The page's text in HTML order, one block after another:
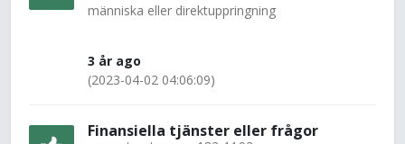
människa eller direktuppringning
3 år ago
(2023-04-02 04:06:09)
Finansiella tjänster eller frågor